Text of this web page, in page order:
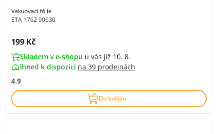
Vakuovací fólie
ETA 1762 90630
Cena s DPH:
199 Kč
Skladem v e-shopu u vás již 10. 8.
ihned k dispozici na 39 prodejnách
4.9
Do košíku